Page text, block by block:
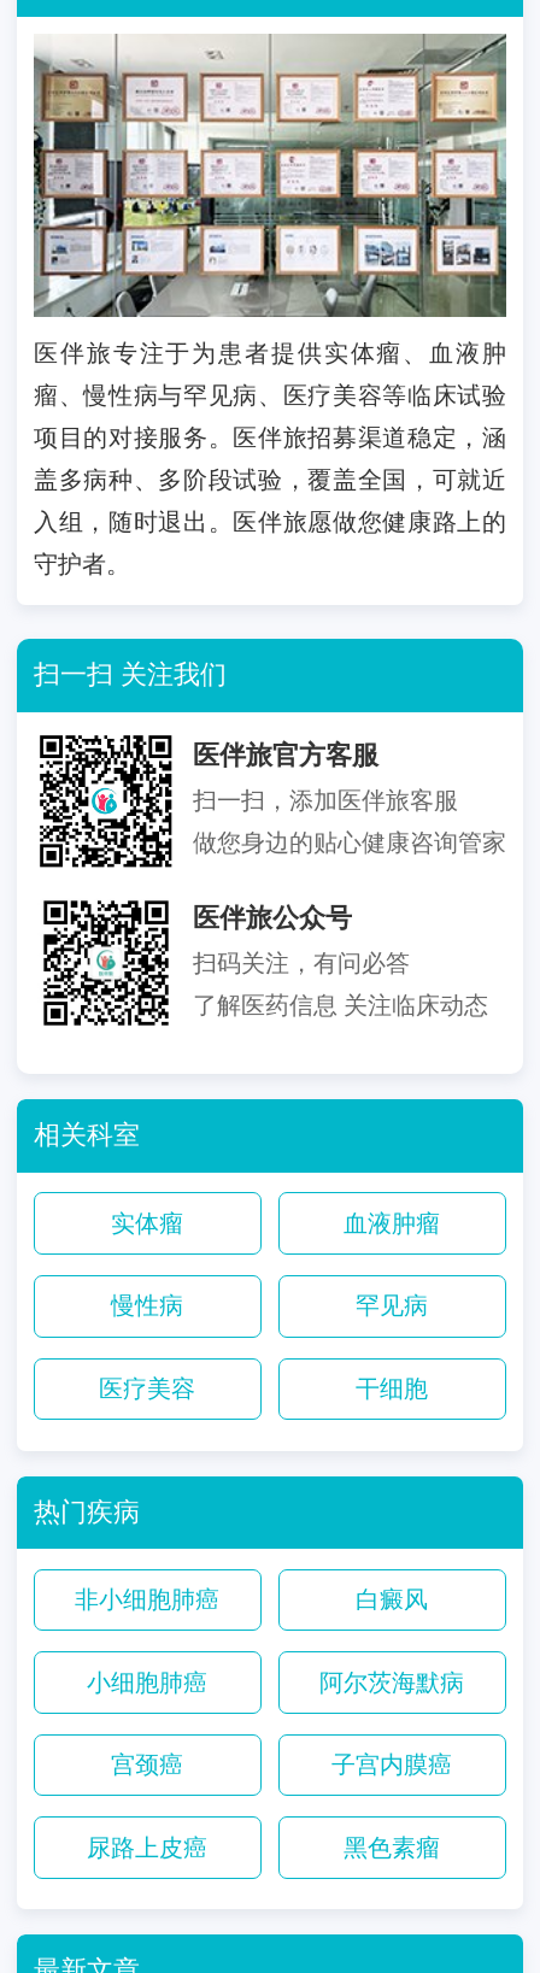
医伴旅专注于为患者提供实体瘤、血液肿
瘤、慢性病与罕见病、医疗美容等临床试验
项目的对接服务。医伴旅招募渠道稳定，涵
盖多病种、多阶段试验，覆盖全国，可就近
入组，随时退出。医伴旅愿做您健康路上的
守护者。
扫一扫 关注我们
医伴旅官方客服
扫一扫，添加医伴旅客服
做您身边的贴心健康咨询管家
医伴旅公众号
扫码关注，有问必答
了解医药信息 关注临床动态
相关科室
实体瘤 血液肿瘤
慢性病 罕见病
医疗美容 干细胞
热门疾病
非小细胞肺癌 白癜风
小细胞肺癌 阿尔茨海默病
宫颈癌 子宫内膜癌
尿路上皮癌 黑色素瘤